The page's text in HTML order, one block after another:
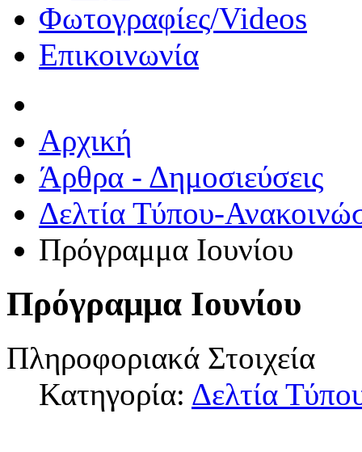
Φωτογραφίες/Videos
Επικοινωνία
Αρχική
Άρθρα - Δημοσιεύσεις
Δελτία Τύπου-
Πρόγραμμα Ιουνίου
Πρόγραμμα Ιουνίου
Πληροφοριακά Στοιχεία
Κατηγορία: Δελτία